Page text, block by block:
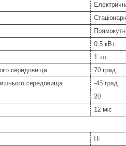
0.5 кВт
1 шт.
середовища
70 град.
середовища
-45 град.
20
12 міс
Ні